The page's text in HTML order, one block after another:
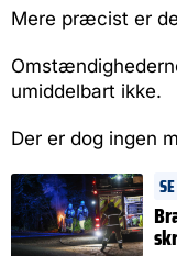
Mere præcist er
umiddelbart ikke.
Der er dog ingen